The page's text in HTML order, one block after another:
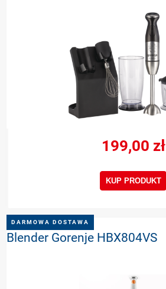
199,00 zł
KUP PRODUKT
Blender Gorenje HBX804VS
DARMOWA DOSTAWA